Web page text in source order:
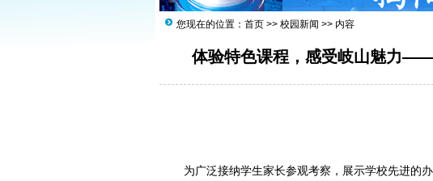
您现在的位置： 首页 >> 校园新闻 >> 内容
体验特色课程，感受岐山魅力
为广泛接纳学生家长参观考察，展示学校先进的